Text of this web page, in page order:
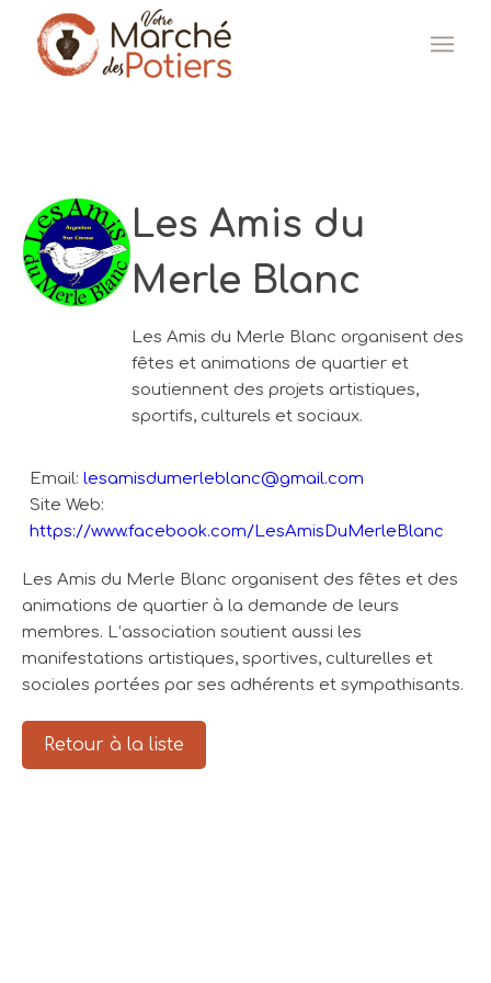
Les Amis du
Merle Blanc
Les Amis du Merle Blanc organisent des
fêtes et animations de quartier et
soutiennent des projets artistiques,
sportifs, culturels et sociaux.
Email: lesamisdumerleblanc@gmail.com
Site Web:
https://www.facebook.com/LesAmisDuMerleBlanc
Les Amis du Merle Blanc organisent des fêtes et des
animations de quartier à la demande de leurs
membres. L’association soutient aussi les
manifestations artistiques, sportives, culturelles et
sociales portées par ses adhérents et sympathisants.
Retour à la liste